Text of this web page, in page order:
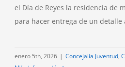
el Día de Reyes la residencia de
para hacer entrega de un detalle
enero 5th, 2026 | Concejalía Juventud,